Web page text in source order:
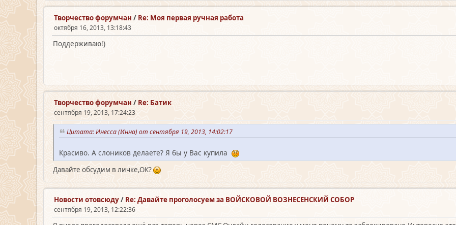
Творчество форумчан / Re: Моя первая ручная работа
октября 16, 2013, 13:18:43
Поддерживаю!)
Творчество форумчан / Re: Батик
сентября 19, 2013, 17:24:23
Цитата: Инесса (Инна) от сентября 19, 2013, 14:02:17
Красиво. А слоников делаете? Я бы у Вас купила
Давайте обсудим в личке,ОК?
Новости отовсюду/ Re: Давайте проголосуем за ВОЙСКОВОЙ ВОЗНЕСЕНСКИЙ СОБОР
сентября 19, 2013, 12:22:36